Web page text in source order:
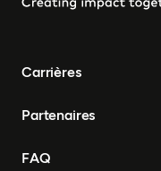
Carrières
Partenaires
FAQ